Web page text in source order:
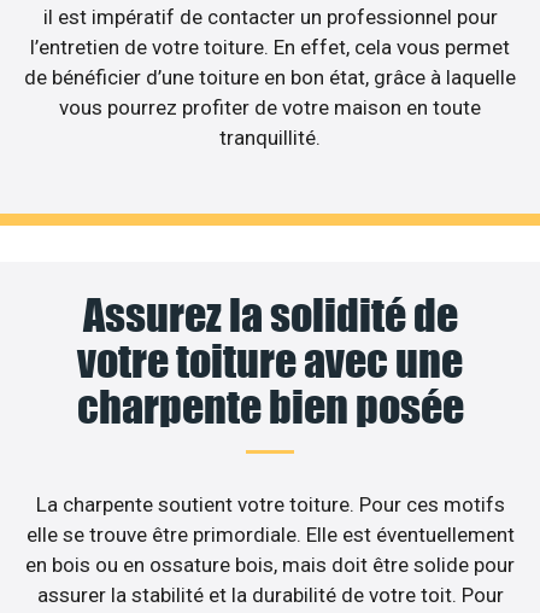
il est impératif de contacter un professionnel pour
l’entretien de votre toiture. En effet, cela vous permet
de bénéficier d’une toiture en bon état, grâce à laquelle
vous pourrez profiter de votre maison en toute
tranquillité.
Assurez la solidité de
votre toiture avec une
charpente bien posée
La charpente soutient votre toiture. Pour ces motifs
elle se trouve être primordiale. Elle est éventuellement
en bois ou en ossature bois, mais doit être solide pour
assurer la stabilité et la durabilité de votre toit. Pour